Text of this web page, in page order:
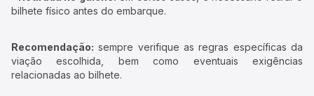
bilhete físico antes do embarque.
Recomendação: sempre verifique as regras específicas da
viação escolhida, bem como eventuais exigências
relacionadas ao bilhete.